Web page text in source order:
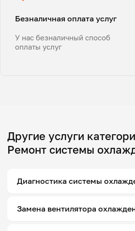
Безналичная оплата услуг
У нас безналичный способ
оплаты услуг
Другие услуги
Ремонт системы
Диагностика системы
Замена вентилятора